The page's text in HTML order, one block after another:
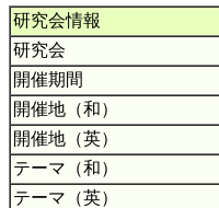
研究会情報
研究会
開催期間
開催地（和）
開催地（英）
テーマ（和）
テーマ（英）